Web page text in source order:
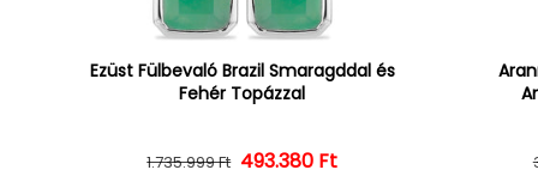
Ezüst Fülbevaló Brazil Smaragddal és
Fehér Topázzal
Normál ár
1.735.999 Ft Kedvezményes ár
493.380 Ft